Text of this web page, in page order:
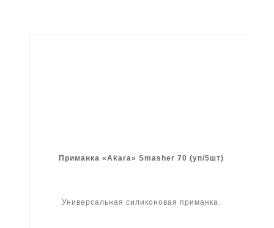
Приманка «Akara» Smasher 70 (уп/5шт)
Универсальная силиконовая приманка.